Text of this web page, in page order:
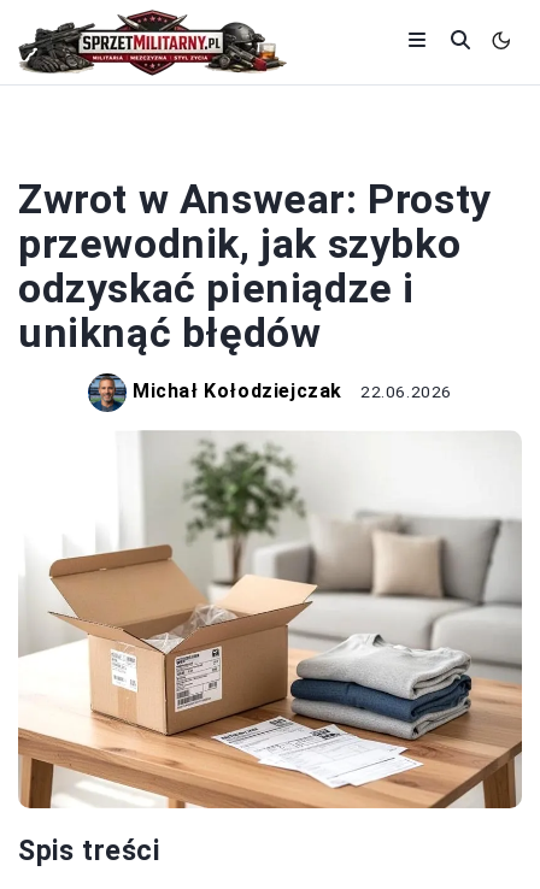
Zwrot w Answear: Prosty
przewodnik, jak szybko
odzyskać pieniądze i
uniknąć błędów
Michał Kołodziejczak 22.06.2026
Spis treści